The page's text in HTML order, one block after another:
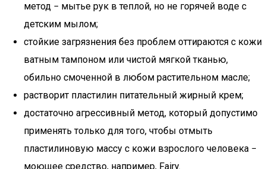
метод − мытье рук в теплой, но не горячей воде с
детским мылом;
стойкие загрязнения без проблем оттираются с кожи
ватным тампоном или чистой мягкой тканью,
обильно смоченной в любом растительном масле;
растворит пластилин питательный жирный крем;
достаточно агрессивный метод, который допустимо
применять только для того, чтобы отмыть
пластилиновую массу с кожи взрослого человека −
моющее средство, например, Fairy.